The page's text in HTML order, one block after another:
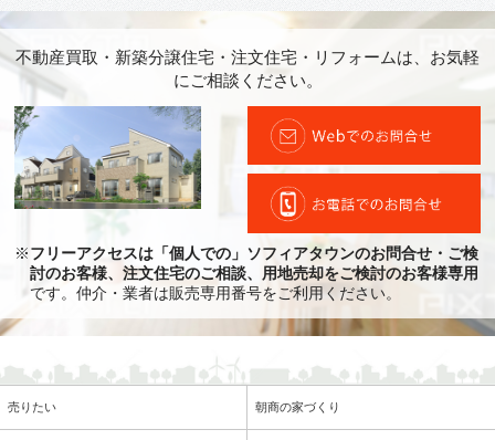
不動産買取・新築分譲住宅・注文住宅・リフォームは、お気軽
にご相談ください。
※フリーアクセスは「個人での」ソフィアタウンのお問合せ・ご検
討のお客様、注文住宅のご相談、用地売却をご検討のお客様専用
です。仲介・業者は販売専用番号をご利用ください。
売りたい 朝商の家づくり